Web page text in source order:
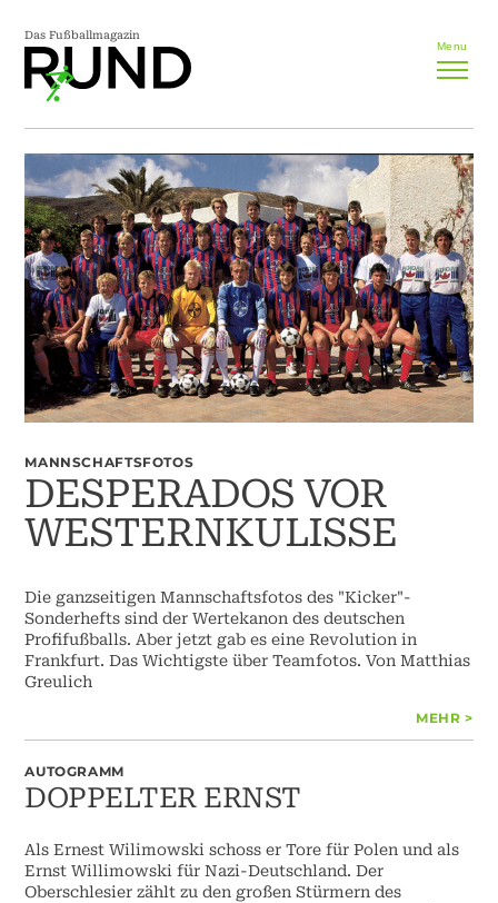
Das Fußballmagazin
Menu
MANNSCHAFTSFOTOS
DESPERADOS VOR
WESTERNKULISSE
Die ganzseitigen Mannschaftsfotos des "Kicker"-
Sonderhefts sind der Wertekanon des deutschen
Profifußballs. Aber jetzt gab es eine Revolution in
Frankfurt. Das Wichtigste über Teamfotos. Von Matthias
Greulich
MEHR >
AUTOGRAMM
DOPPELTER ERNST
Als Ernest Wilimowski schoss er Tore für Polen und als
Ernst Willimowski für Nazi-Deutschland. Der
Oberschlesier zählt zu den großen Stürmern des